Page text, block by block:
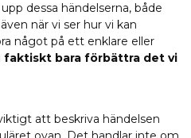
dessa händelserna, både
när vi ser hur vi kan
något på ett enklare eller
faktiskt bara förbättra det vi
att beskriva händelsen